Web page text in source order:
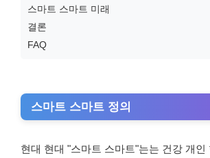
스마트 스마트 미래
결론
FAQ
스마트 스마트 정의
현대 현대 "스마트 스마트"는는 건강 개인